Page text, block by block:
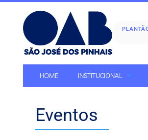
HOME INSTITUCIONAL
Eventos